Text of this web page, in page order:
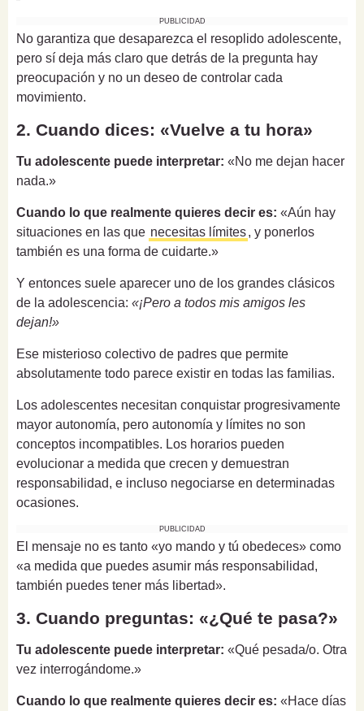
PUBLICIDAD
No garantiza que desaparezca el resoplido adolescente,
pero sí deja más claro que detrás de la pregunta hay
preocupación y no un deseo de controlar cada
movimiento.
2. Cuando dices: «Vuelve a tu hora»
Tu adolescente puede interpretar: «No me dejan hacer
nada.»
Cuando lo que realmente quieres decir es: «Aún hay
situaciones en las que necesitas límites, y ponerlos
también es una forma de cuidarte.»
Y entonces suele aparecer uno de los grandes clásicos
de la adolescencia: «¡Pero a todos mis amigos les
dejan!»
Ese misterioso colectivo de padres que permite
absolutamente todo parece existir en todas las familias.
Los adolescentes necesitan conquistar progresivamente
mayor autonomía, pero autonomía y límites no son
conceptos incompatibles. Los horarios pueden
evolucionar a medida que crecen y demuestran
responsabilidad, e incluso negociarse en determinadas
ocasiones.
PUBLICIDAD
El mensaje no es tanto «yo mando y tú obedeces» como
«a medida que puedes asumir más responsabilidad,
también puedes tener más libertad».
3. Cuando preguntas: «¿Qué te pasa?»
Tu adolescente puede interpretar: «Qué pesada/o. Otra
vez interrogándome.»
Cuando lo que realmente quieres decir es: «Hace días